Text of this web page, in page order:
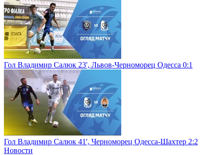
Гол Владимир Салюк 23', Львов-Черноморец Одесса 0:1
Гол Владимир Салюк 41', Черноморец Одесса-Шахтер 2:2
Новости